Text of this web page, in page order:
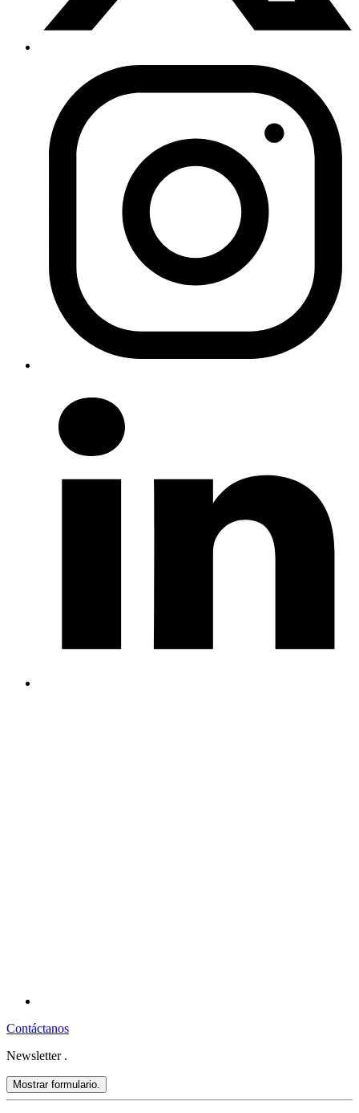
Contáctanos
Newsletter .
Mostrar formulario.